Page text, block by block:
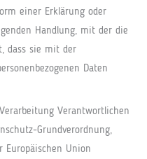
einer Erklärung oder
Handlung, mit der die
dass sie mit der
Daten
Verantwortlichen
Grundverordnung,
Europäischen Union